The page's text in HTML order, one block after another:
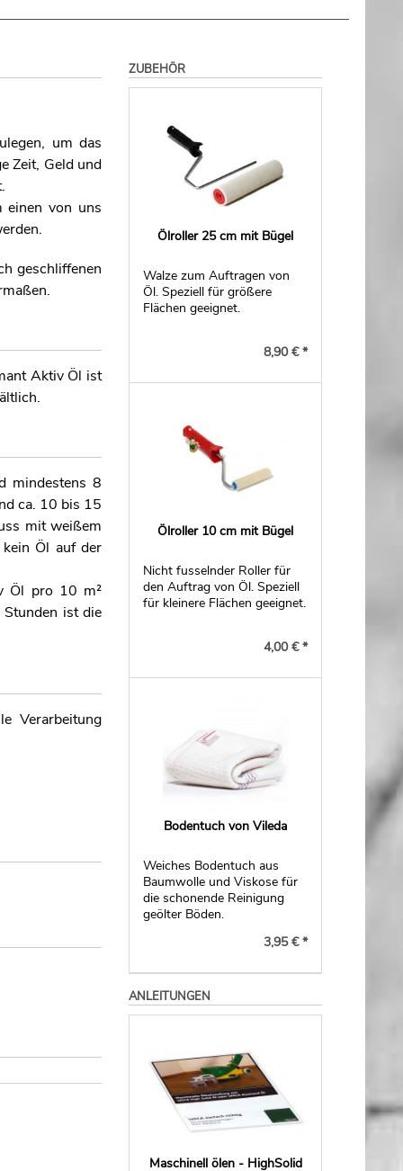
um das
Zeit, Geld und
einen von uns
geschliffenen
Aktiv Öl ist
mindestens 8
ca. 10 bis 15
mit weißem
Öl auf der
Öl pro 10 m²
ist die
Verarbeitung
ZUBEHÖR
Ölroller 25 cm mit Bügel
Walze zum Auftragen von
Öl. Speziell für größere
Flächen geeignet.
8,90 € *
Ölroller 10 cm mit Bügel
Nicht fusselnder Roller für
den Auftrag von Öl. Speziell
für kleinere Flächen geeignet.
4,00 € *
Bodentuch von Vileda
Weiches Bodentuch aus
Baumwolle und Viskose für
die schonende Reinigung
geölter Böden.
3,95 € *
ANLEITUNGEN
Maschinell ölen - HighSolid